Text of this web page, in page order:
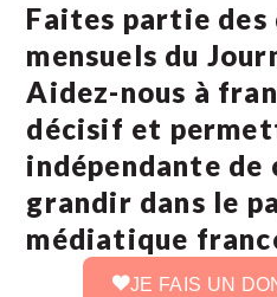
Faites partie des
mensuels du
Aidez-nous à
décisif et
indépendante de
grandir dans le
médiatique
JE FAIS UN